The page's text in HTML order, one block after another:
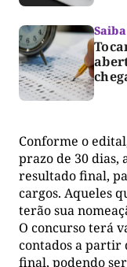
Conforme o
prazo de 30 dias,
resultado final,
cargos. Aqueles
terão sua
O concurso terá
contados a partir
final, podendo